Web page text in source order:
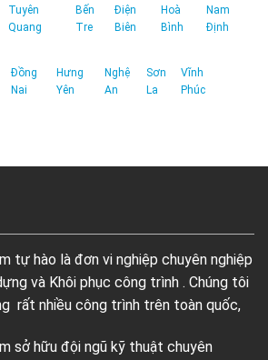
Tuyên
Quang
Bến
Tre
Điện
Biên
Hoà
Bình
Nam
Định
Đồng
Nai
Hưng
Yên
Nghệ
An
Sơn
La
Vĩnh
Phúc
tự hào là đơn vi nghiệp chuyên nghiệp
và Khôi phục công trình . Chúng tôi
rất nhiều công trình trên toàn quốc,
sở hữu đội ngũ kỹ thuật chuyên